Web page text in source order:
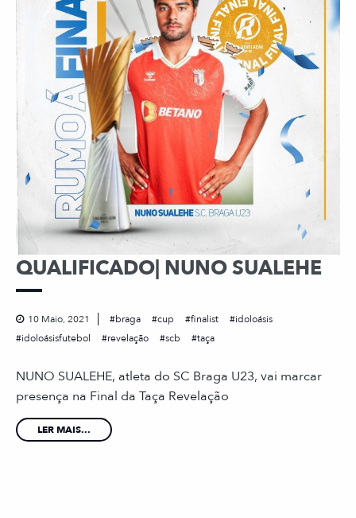
QUALIFICADO| NUNO SUALEHE
10 Maio, 2021 braga cup finalist
idoloásis
idoloásisfutebol
revelação scb taça
NUNO SUALEHE, atleta do SC Braga U23, vai marcar
presença na Final da Taça Revelação
LER MAIS...